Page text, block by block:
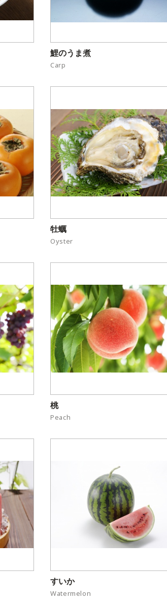
鯉のうま煮
Carp
牡蠣
Oyster
桃
Peach
すいか
Watermelon